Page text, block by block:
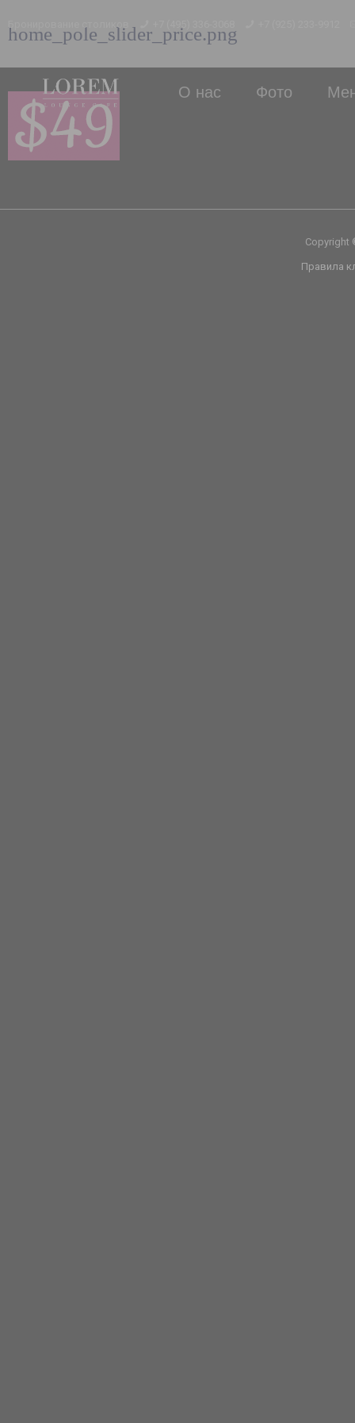
Бронирование столиков
О нас Фото
home_pole_slider_price.png
Copyright
Правила